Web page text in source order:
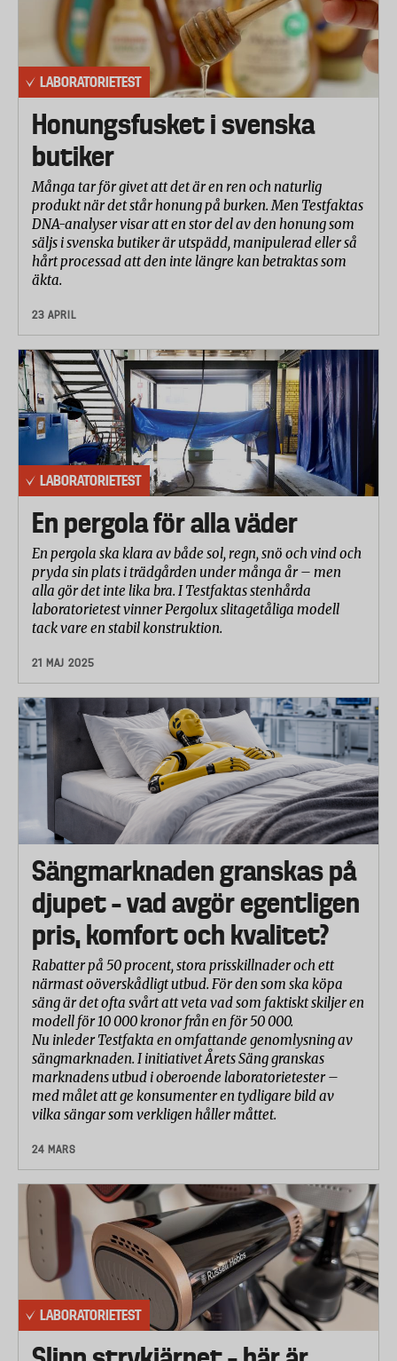
LABORATORIETEST
Honungsfusket i svenska
butiker
Många tar för givet att det är en ren och naturlig
produkt när det står honung på burken. Men Testfaktas
DNA-analyser visar att en stor del av den honung som
säljs i svenska butiker är utspädd, manipulerad eller så
hårt processad att den inte längre kan betraktas som
äkta.
23 APRIL
LABORATORIETEST
En pergola för alla väder
En pergola ska klara av både sol, regn, snö och vind och
pryda sin plats i trädgården under många år – men
alla gör det inte lika bra. I Testfaktas stenhårda
laboratorietest vinner Pergolux slitagetåliga modell
tack vare en stabil konstruktion.
21 MAJ 2025
Sängmarknaden granskas på
djupet – vad avgör egentligen
pris, komfort och kvalitet?
Rabatter på 50 procent, stora prisskillnader och ett
närmast oöverskådligt utbud. För den som ska köpa
säng är det ofta svårt att veta vad som faktiskt skiljer en
modell för 10 000 kronor från en för 50 000.
Nu inleder Testfakta en omfattande genomlysning av
sängmarknaden. I initiativet Årets Säng granskas
marknadens utbud i oberoende laboratorietester –
med målet att ge konsumenter en tydligare bild av
vilka sängar som verkligen håller måttet.
24 MARS
LABORATORIETEST